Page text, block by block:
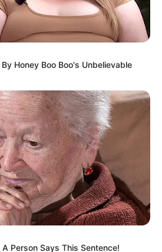
Honey Boo Boo's Unbelievable
Person Says This Sentence!